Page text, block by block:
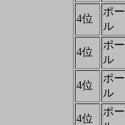
4位
ポー
ル
4位
ポー
ル
4位
ポー
ル
4位
ポー